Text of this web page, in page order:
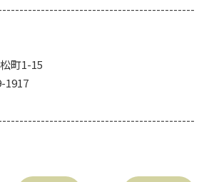
町1-15
1917